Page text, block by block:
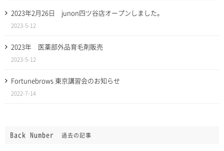
2023年2月26日 junon四ツ谷店オープンしました。
2023-5-12
2023年 医薬部外品育毛剤販売
2023-5-12
Fortunebrows 東京講習会のお知らせ
2022-7-14
Back Number 過去の記事